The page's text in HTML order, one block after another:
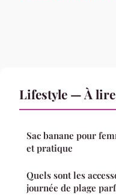
Lifestyle — À
Sac banane pour
et pratique
Quels sont les
journée de plage